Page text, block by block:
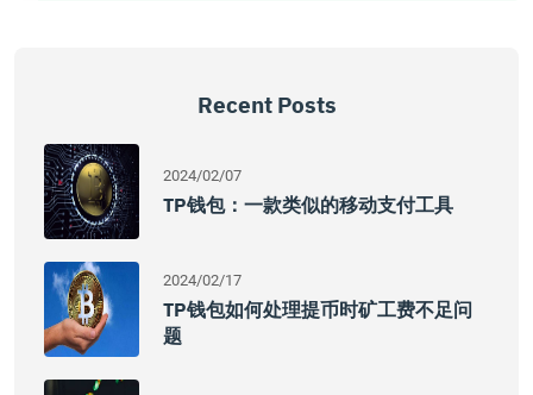
Recent Posts
2024/02/07
TP钱包：一款类似的移动支付工具
2024/02/17
TP钱包如何处理提币时矿工费不足问
题